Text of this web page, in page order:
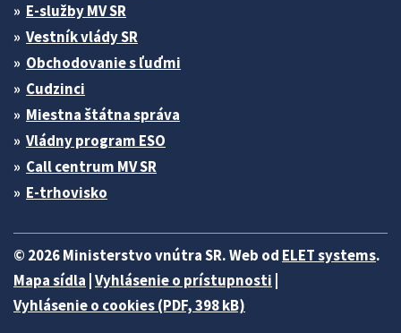
E-služby MV SR
Vestník vlády SR
Obchodovanie s ľuďmi
Cudzinci
Miestna štátna správa
Vládny program ESO
Call centrum MV SR
E-trhovisko
© 2026 Ministerstvo vnútra SR. Web od ELET systems.
Mapa sídla Vyhlásenie o prístupnosti
Vyhlásenie o cookies (PDF, 398 kB)